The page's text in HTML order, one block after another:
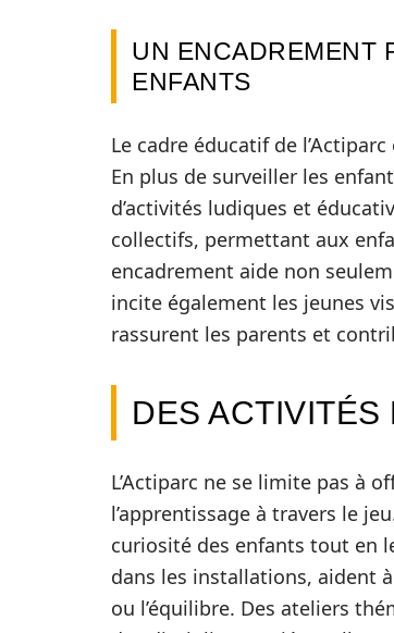
UN ENCADREMENT
ENFANTS
Le cadre éducatif de
En plus de surveiller les
d’activités ludiques et
collectifs, permettant aux
encadrement aide non
incite également les jeunes
rassurent les parents et
DES
L’Actiparc ne se limite pas à
l’apprentissage à travers le
curiosité des enfants tout en
dans les installations, aident
ou l’équilibre. Des ateliers